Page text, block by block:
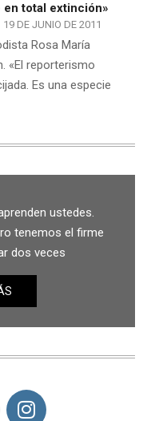
total extinción»
19 DE JUNIO DE 2011
Rosa María
«El reporterismo
Es una especie
ustedes.
tenemos el firme
dos veces